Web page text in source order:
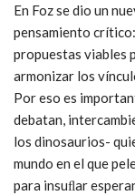
En Foz se dio un
pensamiento
propuestas viables
armonizar los
Por eso es
debatan,
los dinosaurios-
mundo en el que
para insuﬂar